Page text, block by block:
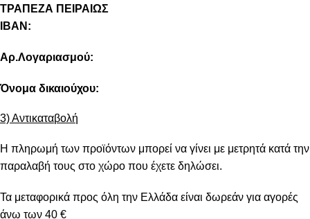
ΤΡΑΠΕΖΑ ΠΕΙΡΑΙΩΣ
IBAN:
Αρ.Λογαριασμού:
Όνομα δικαιούχου:
3) Αντικαταβολή
Η πληρωμή των προϊόντων μπορεί να γίνει με μετρητά κατά την
παραλαβή τους στο χώρο που έχετε δηλώσει.
Τα μεταφορικά προς όλη την Ελλάδα είναι δωρεάν για αγορές
άνω των 40 €